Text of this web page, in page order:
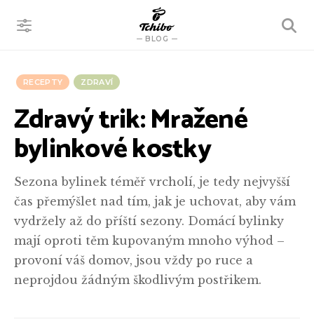
BLOG
VYHLEDÁVÁNÍ
RECEPTY ZDRAVÍ
Zdravý trik: Mražené
bylinkové kostky
Sezona bylinek téměř vrcholí, je tedy nejvyšší
čas přemýšlet nad tím, jak je uchovat, aby vám
vydržely až do příští sezony. Domácí bylinky
mají oproti těm kupovaným mnoho výhod –
provoní váš domov, jsou vždy po ruce a
neprojdou žádným škodlivým postřikem.